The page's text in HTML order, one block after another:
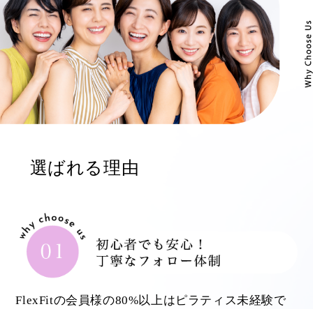
選ばれる理由
FlexFitの会員様の80%以上はピラティス未経験で